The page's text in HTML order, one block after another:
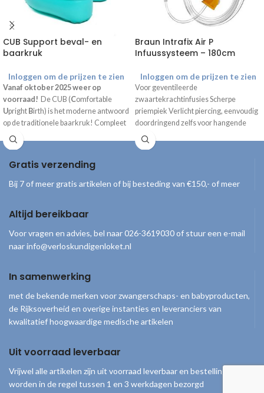
CUB Support beval- en
baarkruk
Inloggen om de prijzen te zien
Vanaf oktober 2025 weer op
voorraad! De CUB (Comfortable
Upright Birth) is het moderne antwoord
op de traditionele baarkruk! Compleet
geleverd inclusief draagtas, handpomp
en gebruiksaanwijzing.
Braun Intrafix Air P
Infuussysteem – 180cm
Inloggen om de prijzen te zien
Voor geventileerde
zwaartekrachtinfusies Scherpe
priempiek Verlicht piercing, eenvoudig
doordringend zelfs voor hangende
containers Leegt zonder residu
Bacterieel goed afgesloten Handige
Gratis verzending
Bij 7 of meer gratis artikelen of bij besteding van €150,- of meer
Altijd bereikbaar
Voor vragen en advies, bel naar 026-3619030 of stuur een e-mail
naar info@verloskundigenloket.nl
In samenwerking
met de bekende merken voor zwangerschaps- en babyproducten,
de Rijksoverheid en overige instanties en leveranciers van
kwalitatief hoogwaardige medische artikelen
Uit voorraad leverbaar
Vrijwel alle artikelen zijn uit voorraad leverbaar en bestellingen
worden in de regel tussen 1 en 3 werkdagen bezorgd